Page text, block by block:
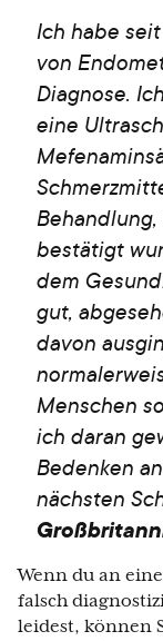
Ich habe
von
Diagnose.
eine
bestätigt
dem
gut,
davon
Menschen
ich daran
Bedenken
nächsten
Wenn du an
falsch
leidest, können